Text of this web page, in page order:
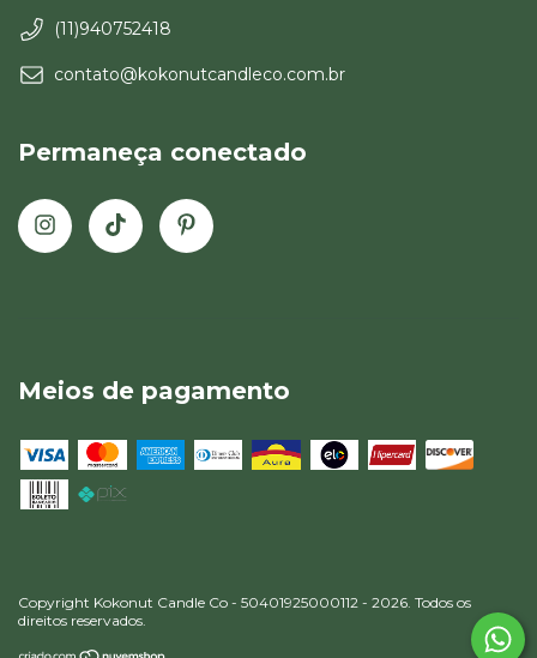
(11)940752418
contato@kokonutcandleco.com.br
Permaneça conectado
Meios de pagamento
Copyright Kokonut Candle Co - 50401925000112 - 2026. Todos os
direitos reservados.